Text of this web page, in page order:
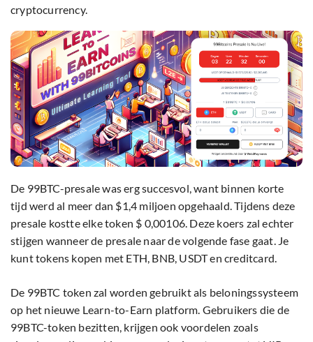
cryptocurrency.
De 99BTC-presale was erg succesvol, want binnen korte
tijd werd al meer dan $1,4 miljoen opgehaald. Tijdens deze
presale kostte elke token $ 0,00106. Deze koers zal echter
stijgen wanneer de presale naar de volgende fase gaat. Je
kunt tokens kopen met ETH, BNB, USDT en creditcard.
De 99BTC token zal worden gebruikt als beloningssysteem
op het nieuwe Learn-to-Earn platform. Gebruikers die de
99BTC-token bezitten, krijgen ook voordelen zoals